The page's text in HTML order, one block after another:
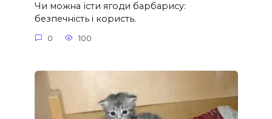
Чи можна їсти ягоди барбарису:
безпечність і користь.
0 100